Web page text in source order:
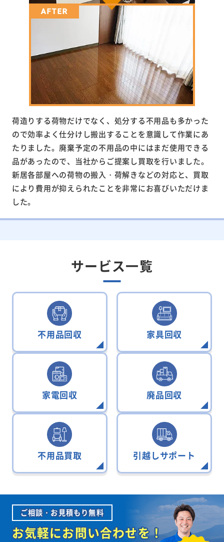
荷造りする荷物だけでなく、処分する不用品も多かった
ので効率よく仕分けし搬出することを意識して作業にあ
たりました。廃棄予定の不用品の中にはまだ使用できる
品があったので、当社からご提案し買取を行いました。
新居各部屋への荷物の搬入・荷解きなどの対応と、買取
により費用が抑えられたことを非常にお喜びいただけま
した。
サービス一覧
不用品回収 家具回収
家電回収 廃品回収
不用品買取 引越しサポート
ご相談・お見積もり無料
お気軽にお問い合わせを！